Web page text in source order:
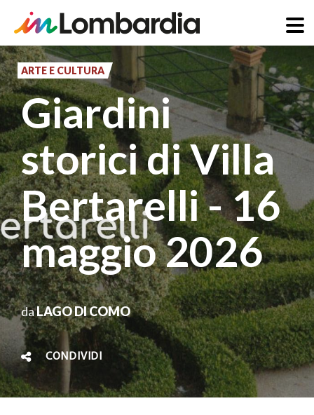
Salta
al
contenuto
principale
ARTE E CULTURA
Giardini
storici di Villa
Bertarelli - 16
maggio 2026
daLAGO DI COMO
CONDIVIDI